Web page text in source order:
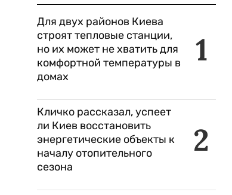
1
Для двух районов Киева
строят тепловые станции,
но их может не хватить для
комфортной температуры в
домах
2
Кличко рассказал, успеет
ли Киев восстановить
энергетические объекты к
началу отопительного
сезона